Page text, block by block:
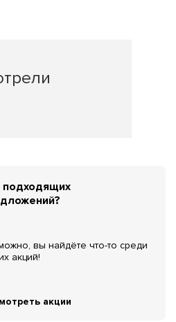
подходящих
вы найдёте что-то среди
акций!
акции